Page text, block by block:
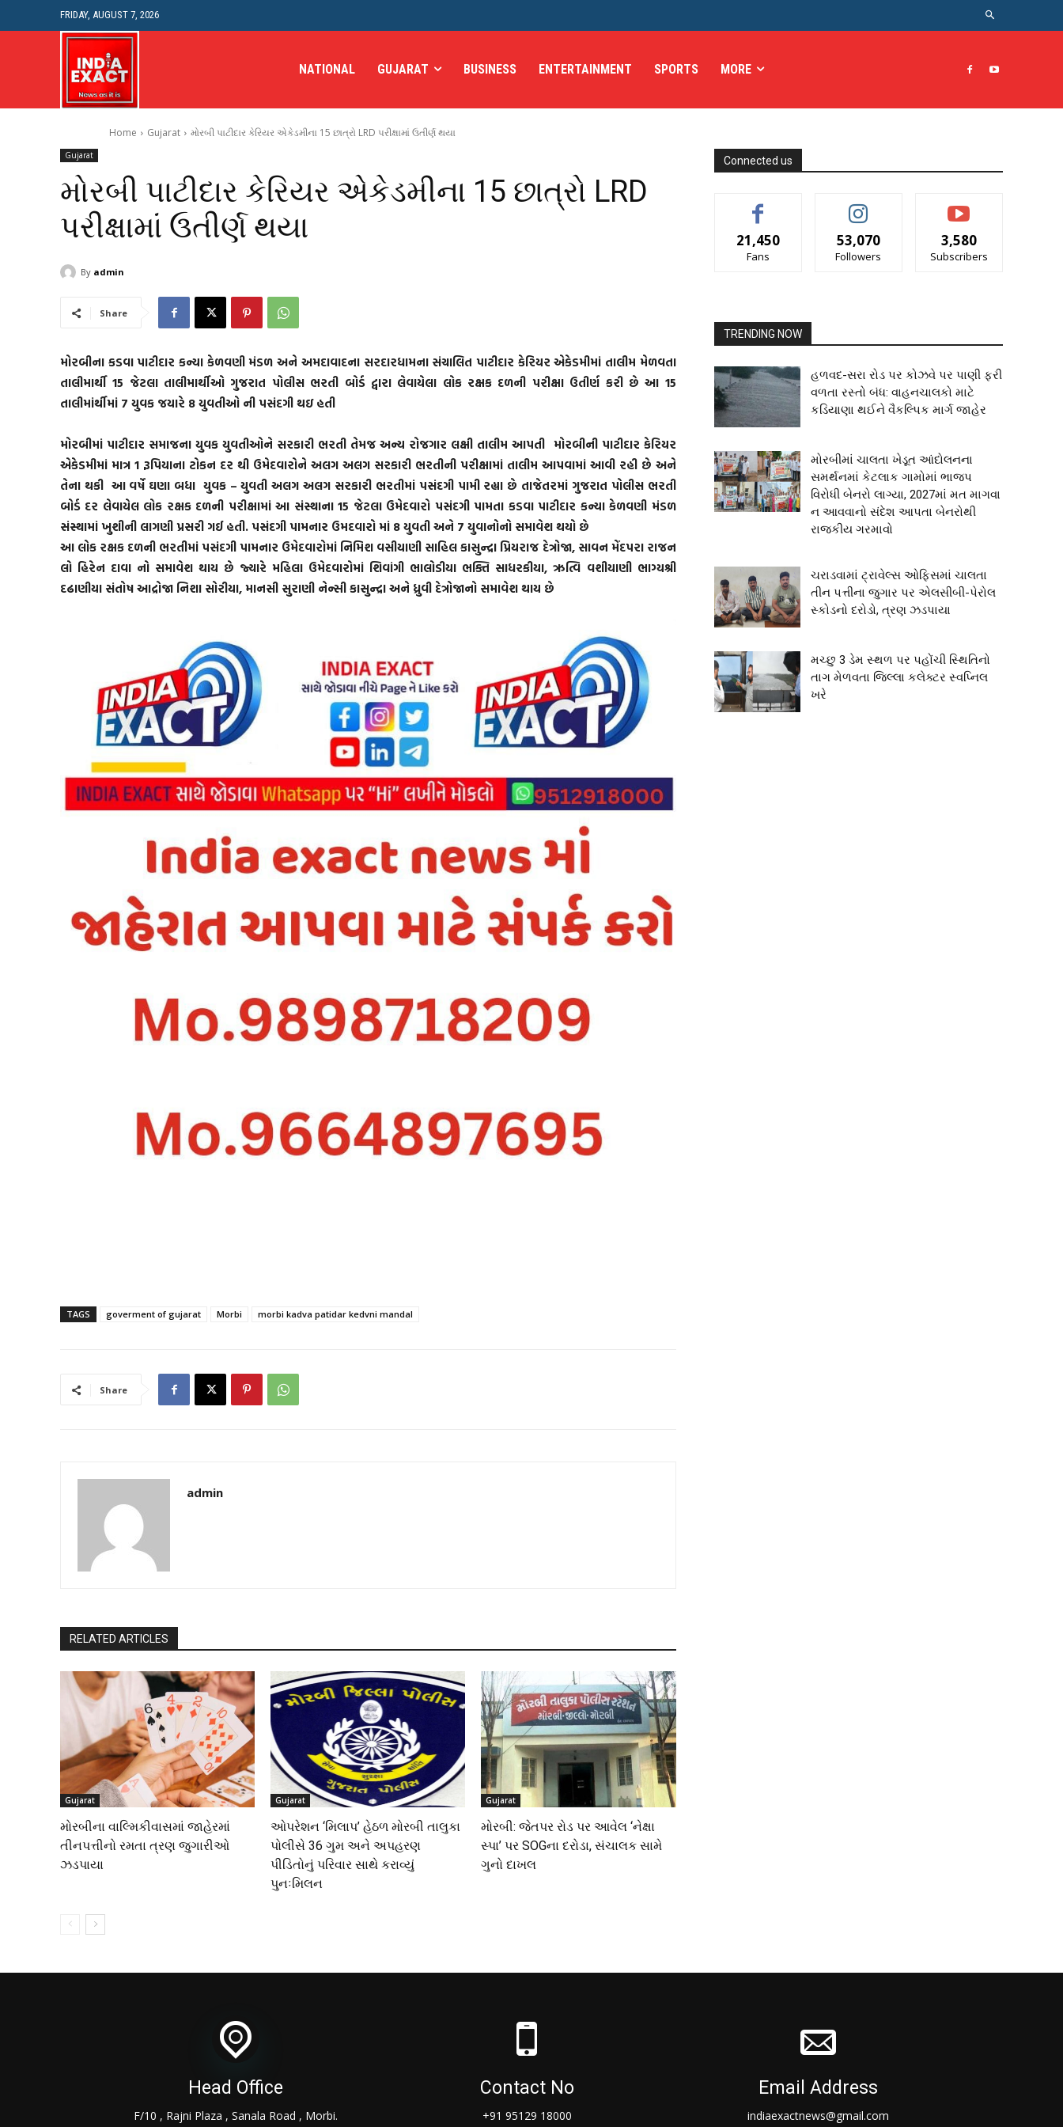
FRIDAY, AUGUST 7, 2026
NATIONAL GUJARAT BUSINESS ENTERTAINMENT SPORTS MORE
Home Gujarat મોરબી પાટીદાર કેરિયર એકેડમીના 15 છાત્રો LRD પરીક્ષામાં ઉતીર્ણ થયા
Gujarat
મોરબી પાટીદાર કેરિયર એકેડમીના 15 છાત્રો LRD
પરીક્ષામાં ઉતીર્ણ થયા
By admin
Share
મોરબીના કડવા પાટીદાર કન્યા કેળવણી મંડળ અને અમદાવાદના સરદારધામના સંચાલિત પાટીદાર કેરિયર એકેડમીમાં તાલીમ મેળવતા
તાલીમાર્થી 15 જેટલા તાલીમાર્થીઓ ગુજરાત પોલીસ ભરતી બોર્ડ દ્વારા લેવાયેલા લોક રક્ષક દળની પરીક્ષા ઉતીર્ણ કરી છે આ 15
તાલીમાંર્થીમાં 7 યુવક જયારે 8 યુવતીઓ ની પસંદગી થઇ હતી
મોરબીમાં પાટીદાર સમાજના યુવક યુવતીઓને સરકારી ભરતી તેમજ અન્ય રોજગાર લક્ષી તાલીમ આપતી મોરબીની પાટીદાર કેરિયર
એકેડમીમાં માત્ર 1 રૂપિયાના ટોકન દર થી ઉમેદવારોને અલગ અલગ સરકારી ભરતીની પરીક્ષામાં તાલીમ આપવામાં આવી રહી છે અને
તેના થકી આ વર્ષે ઘણા બધા યુવક – યુવતી અલગ અલગ સરકારી ભરતીમાં પસંદગી પામી રહ્યા છે તાજેતરમાં ગુજરાત પોલીસ ભરતી
બોર્ડ દર લેવાયેલ લોક રક્ષક દળની પરીક્ષામાં આ સંસ્થાના 15 જેટલા ઉમેદવારો પસંદગી પામતા કડવા પાટીદાર કન્યા કેળવણી મંડળ
સંસ્થામાં ખુશીની લાગણી પ્રસરી ગઈ હતી. પસંદગી પામનાર ઉમદવારો માં 8 યુવતી અને 7 યુવાનોનો સમાવેશ થયો છે
આ લોક રક્ષક દળની ભરતીમાં પસંદગી પામનાર ઉમેદવારોમાં નિમિશ વસીયાણી સાહિલ કાસુન્દ્રા પ્રિયરાજ દેત્રોજા, સાવન મેંદપરા રાજન
લો હિરેન દાવા નો સમાવેશ થાય છે જ્યારે મહિલા ઉમેદવારોમાં શિવાંગી ભાલોડીયા ભક્તિ સાધરકીયા, ઋત્વિ વશીયાણી ભાગ્યશ્રી
દઢાણીયા સંતોષ આદ્રોજા નિશા સોરીયા, માનસી સુરાણી નેન્સી કાસુન્દ્રા અને ધ્રુવી દેત્રોજાનો સમાવેશ થાય છે
TAGS goverment of gujarat Morbi morbi kadva patidar kedvni mandal
Share
admin
RELATED ARTICLES
Gujarat
મોરબીના વાલ્મિકીવાસમાં જાહેરમાં
તીનપત્તીનો રમતા ત્રણ જુગારીઓ
ઝડપાયા
Gujarat
ઓપરેશન ‘મિલાપ’ હેઠળ મોરબી તાલુકા
પોલીસે 36 ગુમ અને અપહરણ
પીડિતોનું પરિવાર સાથે કરાવ્યું
પુનઃમિલન
Gujarat
મોરબી: જેતપર રોડ પર આવેલ ‘નેક્ષા
સ્પા’ પર SOGના દરોડા, સંચાલક સામે
ગુનો દાખલ
Connected us
21,450
Fans
53,070
Followers
3,580
Subscribers
TRENDING NOW
હળવદ-સરા રોડ પર કોઝવે પર પાણી ફરી
વળતા રસ્તો બંધ: વાહનચાલકો માટે
કડિયાણા થઈને વૈકલ્પિક માર્ગ જાહેર
મોરબીમાં ચાલતા ખેડૂત આંદોલનના
સમર્થનમાં કેટલાક ગામોમાં ભાજપ
વિરોધી બેનરો લાગ્યા, 2027માં મત માગવા
ન આવવાનો સંદેશ આપતા બેનરોથી
રાજકીય ગરમાવો
ચરાડવામાં ટ્રાવેલ્સ ઓફિસમાં ચાલતા
તીન પત્તીના જુગાર પર એલસીબી-પેરોલ
સ્કોડનો દરોડો, ત્રણ ઝડપાયા
મચ્છુ 3 ડેમ સ્થળ પર પહોંચી સ્થિતિનો
તાગ મેળવતા જિલ્લા કલેક્ટર સ્વપ્નિલ
ખરે
Head Office
F/10 , Rajni Plaza , Sanala Road , Morbi.
Contact No
+91 95129 18000
Email Address
indiaexactnews@gmail.com